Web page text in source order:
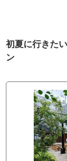
初夏に行きた
ン